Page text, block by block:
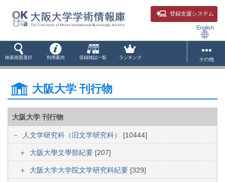
登録支援システム
English
検索画面選択 利用案内 収録雑誌一覧 ランキング その他
大阪大学 刊行物
大阪大学 刊行物
人文学研究科（旧文学研究科） [10444]
大阪大學文學部紀要 [207]
大阪大学大学院文学研究科紀要 [329]